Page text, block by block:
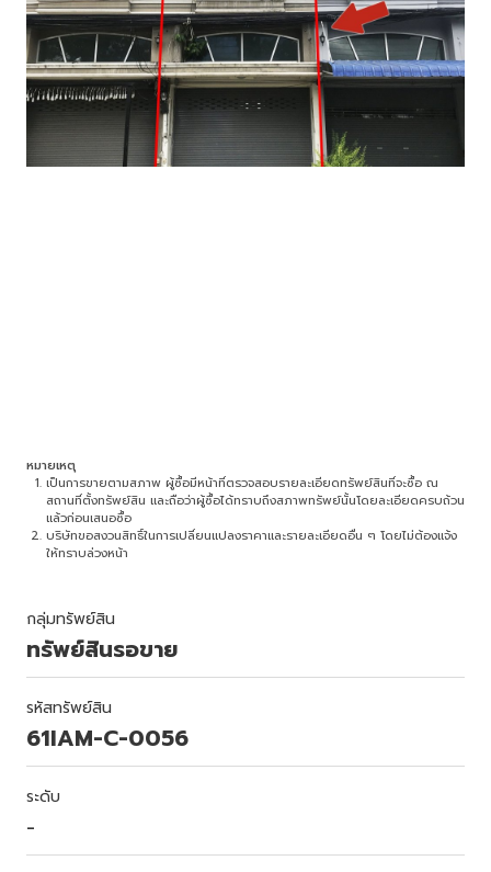
หมายเหตุ
เป็นการขายตามสภาพ ผู้ซื้อมีหน้าที่ตรวจสอบรายละเอียดทรัพย์สินที่จะซื้อ ณ
สถานที่ตั้งทรัพย์สิน และถือว่าผู้ซื้อได้ทราบถึงสภาพทรัพย์นั้นโดยละเอียดครบถ้วน
แล้วก่อนเสนอซื้อ
บริษัทขอสงวนสิทธิ์ในการเปลี่ยนแปลงราคาและรายละเอียดอื่น ๆ โดยไม่ต้องแจ้ง
ให้ทราบล่วงหน้า
กลุ่มทรัพย์สิน
ทรัพย์สินรอขาย
รหัสทรัพย์สิน
61IAM-C-0056
ระดับ
-